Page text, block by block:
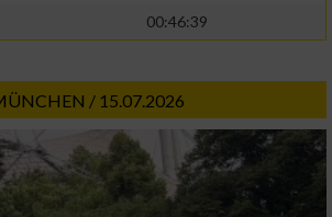
00:46:39
/ 15.07.2026
Standortdaten
aktiv angeforderten